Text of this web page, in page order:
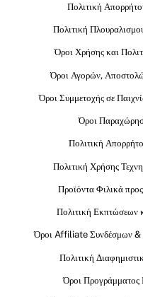
Πολιτική
Πολιτική
Όροι Χρήσης και
Όροι Αγορών,
Όροι Συμμετοχής σε
Όροι
Πολιτική
Πολιτική Χρήσης
Προϊόντα Φιλικά
Πολιτική Εκπτώσεων
Όροι Affiliate Συνδέσμων &
Πολιτική
Όροι Προγράμματος